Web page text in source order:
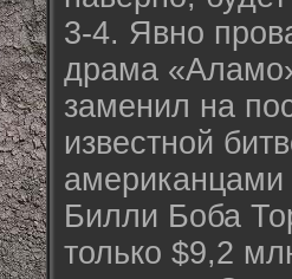
3-4. Явно
драма
заменил на
известной
американцами
Билли Боба
только $9,2